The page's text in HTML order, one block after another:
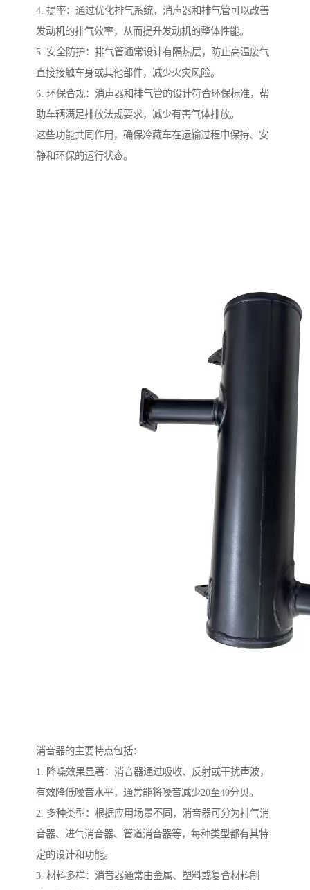
4. 提率：通过优化排气系统，消声器和排气管可以改善
发动机的排气效率，从而提升发动机的整体性能。
5. 安全防护：排气管通常设计有隔热层，防止高温废气
直接接触车身或其他部件，减少火灾风险。
6. 环保合规：消声器和排气管的设计符合环保标准，帮
助车辆满足排放法规要求，减少有害气体排放。
这些功能共同作用，确保冷藏车在运输过程中保持、安
静和环保的运行状态。
消音器的主要特点包括：
1. 降噪效果显著：消音器通过吸收、反射或干扰声波，
有效降低噪音水平，通常能将噪音减少20至40分贝。
2. 多种类型：根据应用场景不同，消音器可分为排气消
音器、进气消音器、管道消音器等，每种类型都有其特
定的设计和功能。
3. 材料多样：消音器通常由金属、塑料或复合材料制